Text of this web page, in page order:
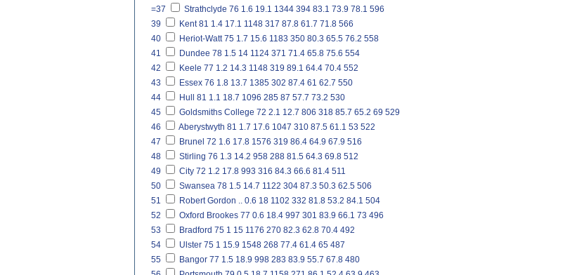
=37
Strathclyde 76 1.6 19.1 1344 394 83.1 73.9 78.1 596
39
Kent 81 1.4 17.1 1148 317 87.8 61.7 71.8 566
40
Heriot-Watt 75 1.7 15.6 1183 350 80.3 65.5 76.2 558
41
Dundee 78 1.5 14 1124 371 71.4 65.8 75.6 554
42
Keele 77 1.2 14.3 1148 319 89.1 64.4 70.4 552
43
Essex 76 1.8 13.7 1385 302 87.4 61 62.7 550
44
Hull 81 1.1 18.7 1096 285 87 57.7 73.2 530
45
Goldsmiths College 72 2.1 12.7 806 318 85.7 65.2 69 529
46
Aberystwyth 81 1.7 17.6 1047 310 87.5 61.1 53 522
47
Brunel 72 1.6 17.8 1576 319 86.4 64.9 67.9 516
48
Stirling 76 1.3 14.2 958 288 81.5 64.3 69.8 512
49
City 72 1.2 17.8 993 316 84.3 66.6 81.4 511
50
Swansea 78 1.5 14.7 1122 304 87.3 50.3 62.5 506
51
Robert Gordon .. 0.6 18 1102 332 81.8 53.2 84.1 504
52
Oxford Brookes 77 0.6 18.4 997 301 83.9 66.1 73 496
53
Bradford 75 1 15 1176 270 82.3 62.8 70.4 492
54
Ulster 75 1 15.9 1548 268 77.4 61.4 65 487
55
Bangor 77 1.5 18.9 998 283 83.9 55.7 67.8 480